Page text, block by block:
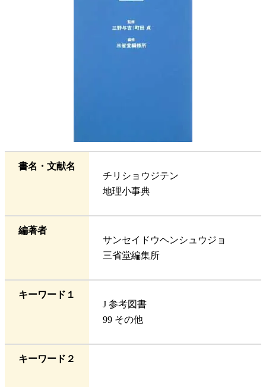
書名・文献名
チリショウジテン
地理小事典
編著者
サンセイドウヘンシュウジョ
三省堂編集所
キーワード１
J 参考図書
99 その他
キーワード２